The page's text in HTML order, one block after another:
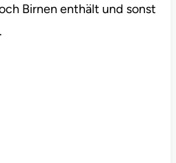
Birnen enthält und sonst